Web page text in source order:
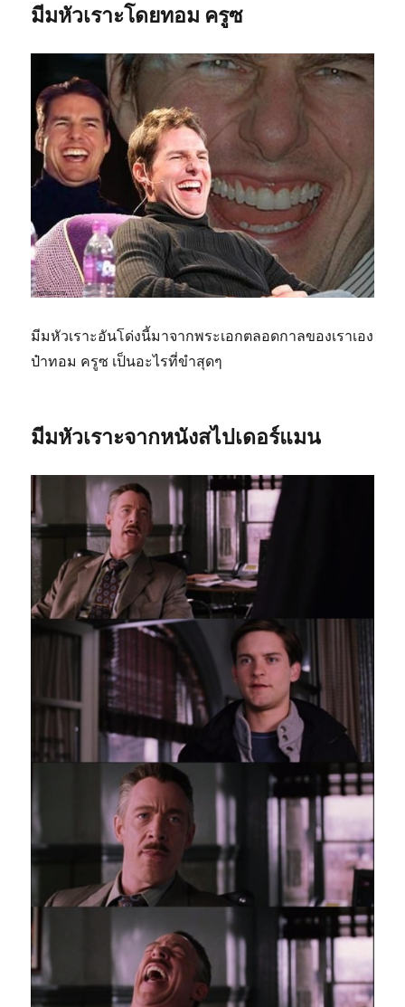
มีมหัวเราะโดยทอม ครูซ
มีมหัวเราะอันโด่งนี้มาจากพระเอกตลอดกาลของเราเอง
ป๋าทอม ครูซ เป็นอะไรที่ขำสุดๆ
มีมหัวเราะจากหนังสไปเดอร์แมน